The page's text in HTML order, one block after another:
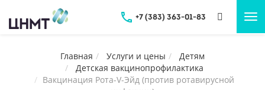
+7 (383) 363-01-83
Главная Услуги и цены
Детям
Детская вакцинопрофилактика
Вакцинация Рота-V-Эйд (против ротавирусной